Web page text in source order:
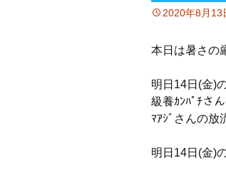
2020年8月13
本日は暑さの
明日14日(金)
級養ｶﾝﾊﾟﾁさ
ﾏｱｼﾞさんの放
明日14日(金)